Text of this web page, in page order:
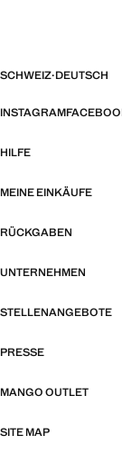
SCHWEIZ·DEUTSCH
INSTAGRAM
HILFE
MEINE EINKÄUFE
RÜCKGABEN
UNTERNEHMEN
STELLENANGEBOTE
PRESSE
MANGO OUTLET
SITE MAP